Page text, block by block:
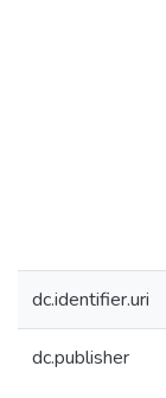
dc.identifier.uri
dc.publisher